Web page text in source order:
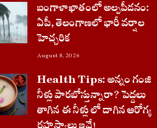
బంగాళాఖాతంలో అల్పపీడనం:
ఏపీ, తెలంగాణలో భారీ వర్షాల
హెచ్చరిక
August 8, 2026
Health Tips: అన్నం గంజి
నీళ్లు పారబోస్తున్నారా? పెద్దలు
తాగిన ఈ నీళ్లు లో దాగిన ఆరోగ్య